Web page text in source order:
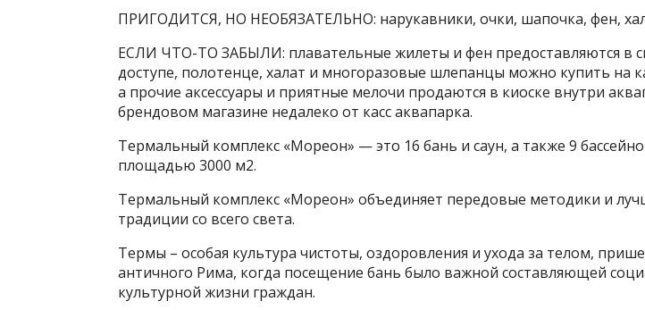
ПРИГОДИТСЯ, НО НЕОБЯЗАТЕЛЬНО: нарукавники, очки, шапочка, фен,
ЕСЛИ ЧТО-ТО ЗАБЫЛИ: плавательные жилеты и фен предоставляются в
доступе, полотенце, халат и многоразовые шлепанцы можно купить на
а прочие аксессуары и приятные мелочи продаются в киоске внутри
брендовом магазине недалеко от касс аквапарка.
Термальный комплекс «Мореон» — это 16 бань и саун, а также 9
площадью 3000 м2.
Термальный комплекс «Мореон» объединяет передовые методики и
традиции со всего света.
Термы – особая культура чистоты, оздоровления и ухода за телом,
античного Рима, когда посещение бань было важной составляющей
культурной жизни граждан.